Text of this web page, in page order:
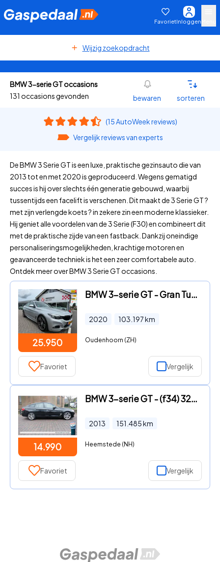
FavorietInloggen
Wijzig zoekopdracht
BMW 3-serie GT occasions
131 occasions gevonden
bewaren sorteren
(15 AutoWeek reviews)
Vergelijk reviews van experts
De BMW 3 Serie GT is een luxe, praktische gezinsauto die van
2013 tot en met 2020 is geproduceerd. Wegens gematigd
succes is hij over slechts één generatie gebouwd, waarbij
tussentijds een facelift is verschenen. Dit maakt de 3 Serie GT ?
met zijn verlengde koets ? in zekere zin een moderne klassieker.
Hij geniet alle voordelen van de 3 Serie (F30) en combineert dit
met de praktische zijde van een fastback. Dankzij oneindige
personaliseringsmogelijkheden, krachtige motoren en
geavanceerde techniek is het een zeer comfortabele auto.
Ontdek meer over BMW 3 Serie GT occasions.
25.950
BMW 3-serie GT - Gran Turismo 320i High Executive Edition M Sport Aut. RIJKLA
2020 103.197km
Oudenhoorn (ZH)
Favoriet Vergelijk
14.990
BMW 3-serie GT - (f34) 328i 245pk Aut High Executive Upgrade
2013 151.485km
Heemstede (NH)
Favoriet Vergelijk